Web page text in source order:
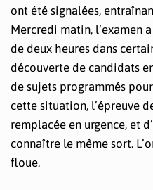
ont été signalées,
Mercredi matin, l’examen
de deux heures dans
découverte de candidats
de sujets programmés
cette situation, l’épreuve
remplacée en urgence, et
connaître le même sort.
floue.